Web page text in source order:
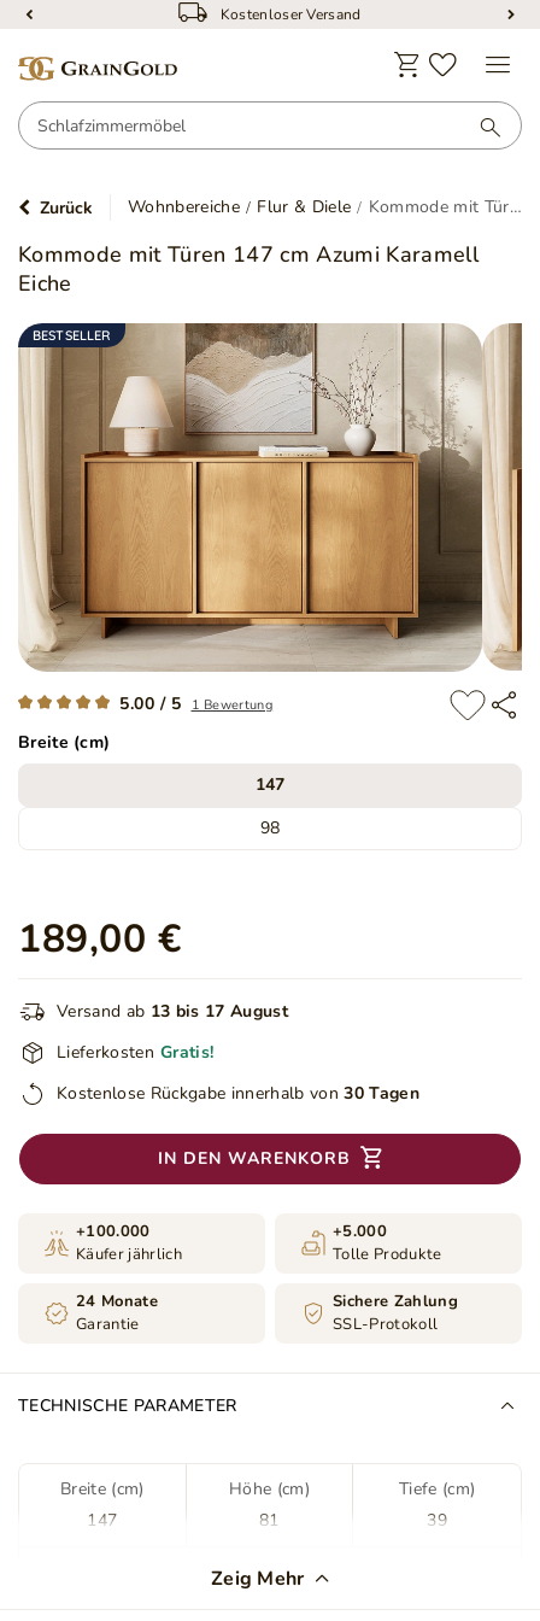
Kostenloser Versand
Zurück Wohnbereiche Flur & Diele Kommode mit Türen 147 cm Azumi Karamell Eiche
Kommode mit Türen 147 cm Azumi Karamell
Eiche
BESTSELLER
5.00 / 5 1 Bewertung
Breite (cm)
147
98
189,00 €
Versand ab 13 bis 17 August
Lieferkosten Gratis!
Kostenlose Rückgabe innerhalb von 30 Tagen
IN DEN WARENKORB
+100.000
Käufer jährlich
+5.000
Tolle Produkte
24 Monate
Garantie
Sichere Zahlung
SSL-Protokoll
TECHNISCHE PARAMETER
Breite (cm)
147
Höhe (cm)
81
Tiefe (cm)
39
Braun
Zeig Mehr